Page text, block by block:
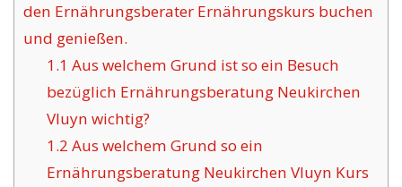
den Ernährungsberater Ernährungskurs buchen
und genießen.
1.1 Aus welchem Grund ist so ein Besuch
bezüglich Ernährungsberatung Neukirchen
Vluyn wichtig?
1.2 Aus welchem Grund so ein
Ernährungsberatung Neukirchen Vluyn Kurs